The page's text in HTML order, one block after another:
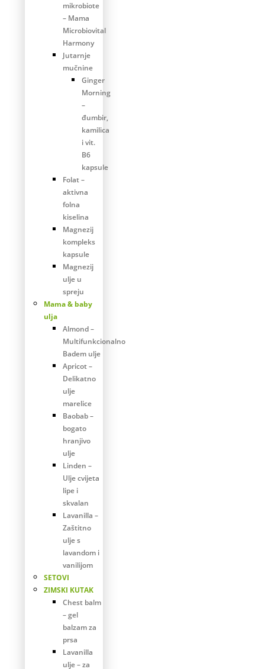
mikrobiote
– Mama
Microbiovital
Harmony
Jutarnje
mučnine
Ginger
Morning
–
đumbir,
kamilica
i vit.
B6
kapsule
Folat –
aktivna
folna
kiselina
Magnezij
kompleks
kapsule
Magnezij
ulje u
spreju
Mama & baby
ulja
Almond –
Multifunkcionalno
Badem ulje
Apricot –
Delikatno
ulje
marelice
Baobab –
bogato
hranjivo
ulje
Linden –
Ulje cvijeta
lipe i
skvalan
Lavanilla –
Zaštitno
ulje s
lavandom i
vanilijom
SETOVI
ZIMSKI KUTAK
Chest balm
– gel
balzam za
prsa
Lavanilla
ulje – za